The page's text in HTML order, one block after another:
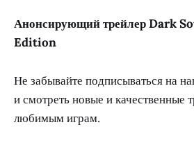
Анонсирующий трейлер Dark
Edition
Не забывайте подписываться на
и смотреть новые и качественные
любимым играм.